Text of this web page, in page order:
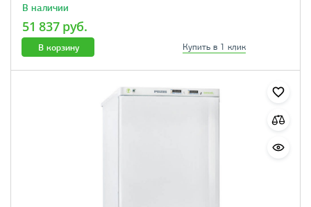
В наличии
51 837 руб.
В корзину Купить в 1 клик